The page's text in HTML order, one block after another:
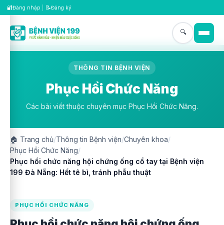
🔐Đăng nhập 📝Đăng ký
🔍
THÔNG TIN BỆNH VIỆN
Phục Hồi Chức Năng
Các bài viết thuộc chuyên mục Phục Hồi Chức Năng.
🏠 Trang chủ/Thông tin Bệnh viện/Chuyên khoa/
Phục Hồi Chức Năng/
Phục hồi chức năng hội chứng ống cổ tay tại Bệnh viện
199 Đà Nẵng: Hết tê bì, tránh phẫu thuật
PHỤC HỒI CHỨC NĂNG